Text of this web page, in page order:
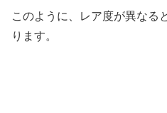
このように、レア度が異なる
ります。